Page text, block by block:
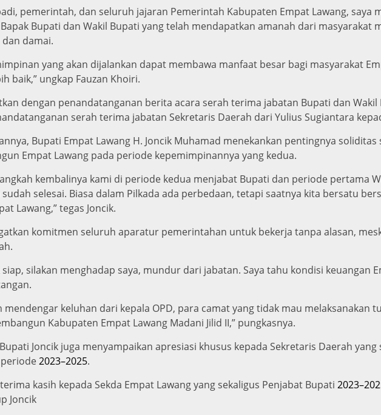
pemerintah, dan seluruh jajaran Pemerintah Kabupaten Empat Lawang, saya
Bupati dan Wakil Bupati yang telah mendapatkan amanah dari masyarakat
damai.
yang akan dijalankan dapat membawa manfaat besar bagi masyarakat
baik,” ungkap Fauzan Khoiri.
dengan penandatanganan berita acara serah terima jabatan Bupati dan Wakil
serah terima jabatan Sekretaris Daerah dari Yulius Sugiantara
Bupati Empat Lawang H. Joncik Muhamad menekankan pentingnya
Empat Lawang pada periode kepemimpinannya yang kedua.
kembalinya kami di periode kedua menjabat Bupati dan periode pertama
sudah selesai. Biasa dalam Pilkada ada perbedaan, tetapi saatnya kita bersatu
Lawang,” tegas Joncik.
komitmen seluruh aparatur pemerintahan untuk bekerja tanpa alasan,
siap, silakan menghadap saya, mundur dari jabatan. Saya tahu kondisi keuangan
mendengar keluhan dari kepala OPD, para camat yang tidak mau melaksanakan
Kabupaten Empat Lawang Madani Jilid II,” pungkasnya.
Joncik juga menyampaikan apresiasi khusus kepada Sekretaris Daerah
2023–2025.
kasih kepada Sekda Empat Lawang yang sekaligus Penjabat Bupati
Joncik